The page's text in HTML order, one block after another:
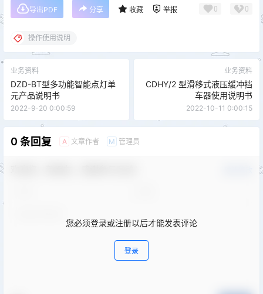
导出PDF 分享 收藏 举报 0 0
操作使用说明
业务资料
DZD-BT型多功能智能点灯单
元产品说明书
2022-9-20 0:00:59
业务资料
CDHY/2 型滑移式液压缓冲挡
车器使用说明书
2022-10-11 0:00:15
0 条回复 A 文章作者 M 管理员
您必须登录或注册以后才能发表评论
登录